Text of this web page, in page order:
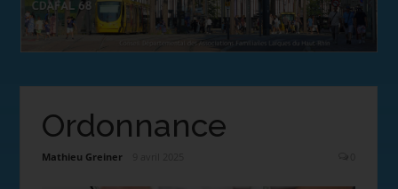
Ordonnance
Mathieu Greiner